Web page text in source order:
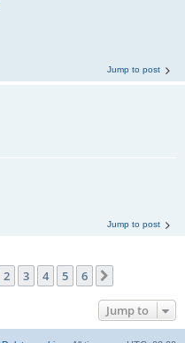
Jump to post
Jump to post
2 3 4 5 6
Jump to